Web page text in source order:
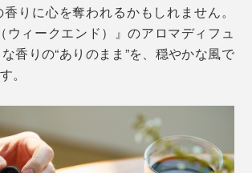
りに心を奪われるかもしれません。
ウィークエンド）』のアロマディフュ
香りの“ありのまま”を、穏やかな風で
。